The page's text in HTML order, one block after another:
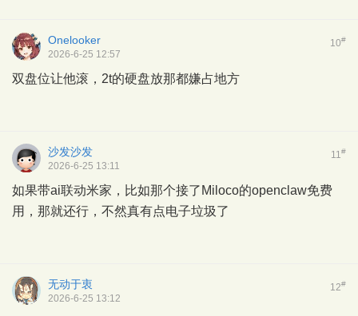
10#
Onelooker
2026-6-25 12:57
双盘位让他滚，2t的硬盘放那都嫌占地方
11#
沙发沙发
2026-6-25 13:11
如果带ai联动米家，比如那个接了Miloco的openclaw免费
用，那就还行，不然真有点电子垃圾了
12#
无动于衷
2026-6-25 13:12